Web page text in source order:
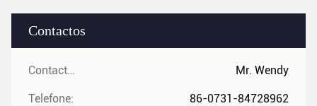
Contactos
Contactos: Mr. Wendy
Telefone: 86-0731-84728962